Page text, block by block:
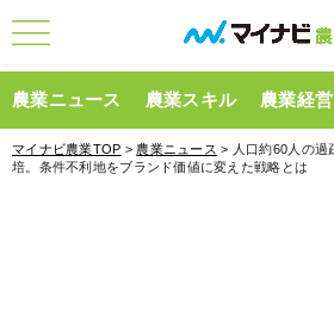
農業ニュース 農業スキル 農業経営
マイナビ農業TOP > 農業ニュース > 人口約60人の過
培。条件不利地をブランド価値に変えた戦略とは